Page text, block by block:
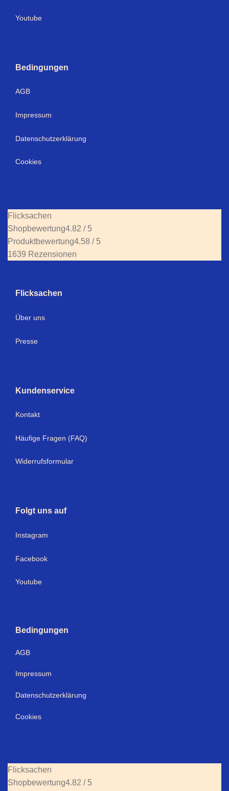
Youtube
Bedingungen
AGB
Impressum
Datenschutzerklärung
Cookies
Flicksachen
Shopbewertung4.82 / 5
Produktbewertung4.58 / 5
1639 Rezensionen
Flicksachen
Über uns
Presse
Kundenservice
Kontakt
Häufige Fragen (FAQ)
Widerrufsformular
Folgt uns auf
Instagram
Facebook
Youtube
Bedingungen
AGB
Impressum
Datenschutzerklärung
Cookies
Flicksachen
Shopbewertung4.82 / 5